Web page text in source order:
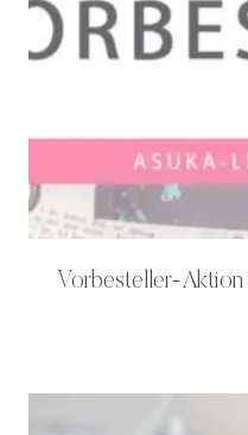
Vorbesteller-Aktion